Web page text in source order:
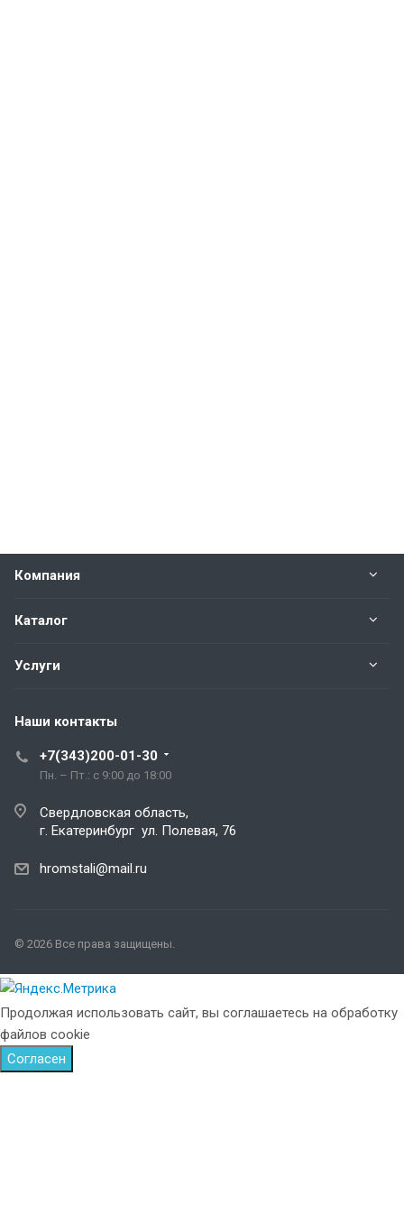
Компания
Каталог
Услуги
Наши контакты
+7(343)200-01-30
Пн. – Пт.: с 9:00 до 18:00
Свердловская область,
г. Екатеринбург ул. Полевая, 76
hromstali@mail.ru
© 2026 Все права защищены.
Продолжая использовать сайт, вы соглашаетесь на обработку
файлов cookie
Согласен